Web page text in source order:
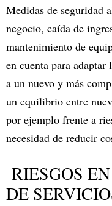
Medidas de seguridad
negocio, caída de
mantenimiento de
en cuenta para adaptar
a un nuevo y más
un equilibrio entre
por ejemplo frente a
necesidad de reducir
RIESGOS
DE